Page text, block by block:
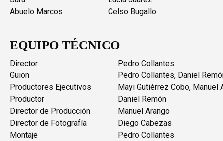
Abuelo Marcos
Celso Bugallo
EQUIPO TÉCNICO
Director
Pedro Collantes
Guion
Pedro Collantes, Daniel
Productores Ejecutivos
Mayi Gutiérrez Cobo, Manuel
Productor
Daniel Remón
Director de Producción
Manuel Arango
Director de Fotografía
Diego Cabezas
Montaje
Pedro Collantes